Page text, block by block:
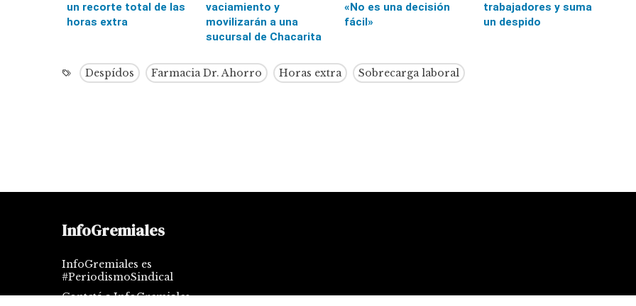
un recorte total de las
horas extra
vaciamiento y
movilizarán a una
sucursal de Chacarita
«No es una decisión
fácil»
trabajadores y suma
un despido
Despídos Farmacia Dr. Ahorro Horas extra Sobrecarga laboral
InfoGremiales
InfoGremiales es
#PeriodismoSindical
Contctá a InfoGremiales